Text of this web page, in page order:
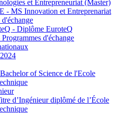
et Entrepreneuriat (Master)
- MS Innovation et Entreprenariat
- Diplôme EuroteQ
d'échange
of Science de l'Ecole
d’Ingénieur diplômé de l’École